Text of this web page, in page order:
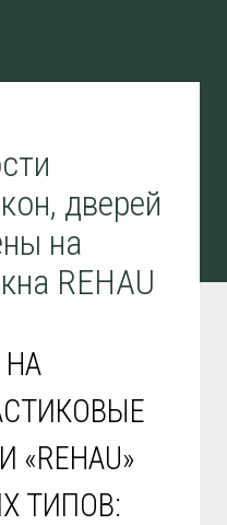
дверей
на
REHAU
ТИПОВ: